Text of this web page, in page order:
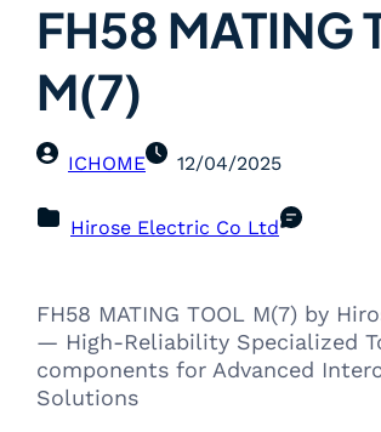
FH58 MATING
M(7)
ICHOME 12/04/2025
Hirose Electric Co Ltd
FH58 MATING TOOL M(7) by
— High-Reliability Specialized
components for Advanced
Solutions